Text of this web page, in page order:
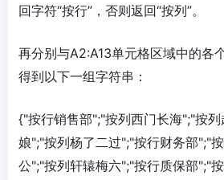
回字符“按行”，否则返回“按列”。
再分别与A2:A13单元格区域中的各
得到以下一组字符串：
{"按行销售部";"按列西门长海";"按
娘";"按列杨了二过";"按行财务部";"
公";"按列轩辕梅六";"按行质保部";"